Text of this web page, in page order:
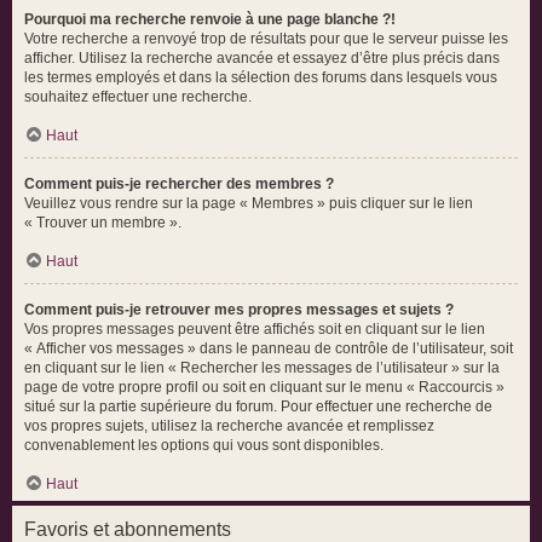
Pourquoi ma recherche renvoie à une page blanche ?!
Votre recherche a renvoyé trop de résultats pour que le serveur puisse les
afficher. Utilisez la recherche avancée et essayez d’être plus précis dans
les termes employés et dans la sélection des forums dans lesquels vous
souhaitez effectuer une recherche.
Haut
Comment puis-je rechercher des membres ?
Veuillez vous rendre sur la page « Membres » puis cliquer sur le lien
« Trouver un membre ».
Haut
Comment puis-je retrouver mes propres messages et sujets ?
Vos propres messages peuvent être affichés soit en cliquant sur le lien
« Afficher vos messages » dans le panneau de contrôle de l’utilisateur, soit
en cliquant sur le lien « Rechercher les messages de l’utilisateur » sur la
page de votre propre profil ou soit en cliquant sur le menu « Raccourcis »
situé sur la partie supérieure du forum. Pour effectuer une recherche de
vos propres sujets, utilisez la recherche avancée et remplissez
convenablement les options qui vous sont disponibles.
Haut
Favoris et abonnements